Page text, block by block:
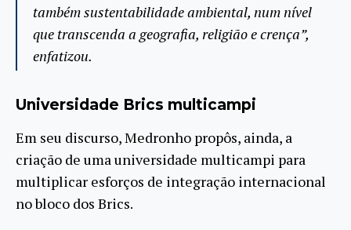
também sustentabilidade ambiental, num nível
que transcenda a geografia, religião e crença”,
enfatizou.
Universidade Brics multicampi
Em seu discurso, Medronho propôs, ainda, a
criação de uma universidade multicampi para
multiplicar esforços de integração internacional
no bloco dos Brics.